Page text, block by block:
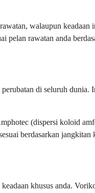
walaupun keadaan
pelan rawatan anda
di seluruh
(dispersi koloid
berdasarkan jangkitan
khusus anda.